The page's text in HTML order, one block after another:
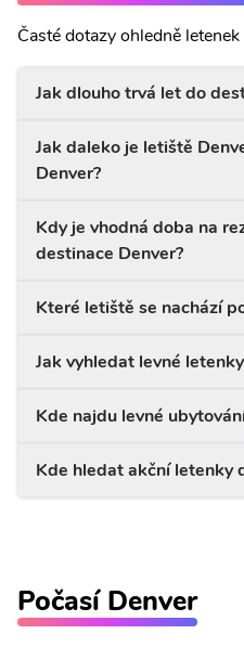
Časté dotazy ohledně
Jak dlouho trvá let do
Jak daleko je letiště
Denver?
Kdy je vhodná doba na
destinace Denver?
Které letiště se nachází
Jak vyhledat levné
Kde najdu levné
Kde hledat akční letenky
Počasí Denver